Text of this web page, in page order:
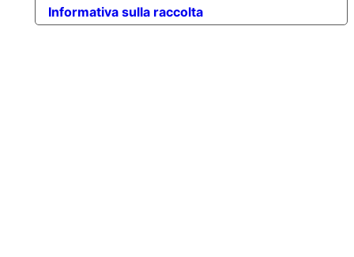
Informativa sulla raccolta